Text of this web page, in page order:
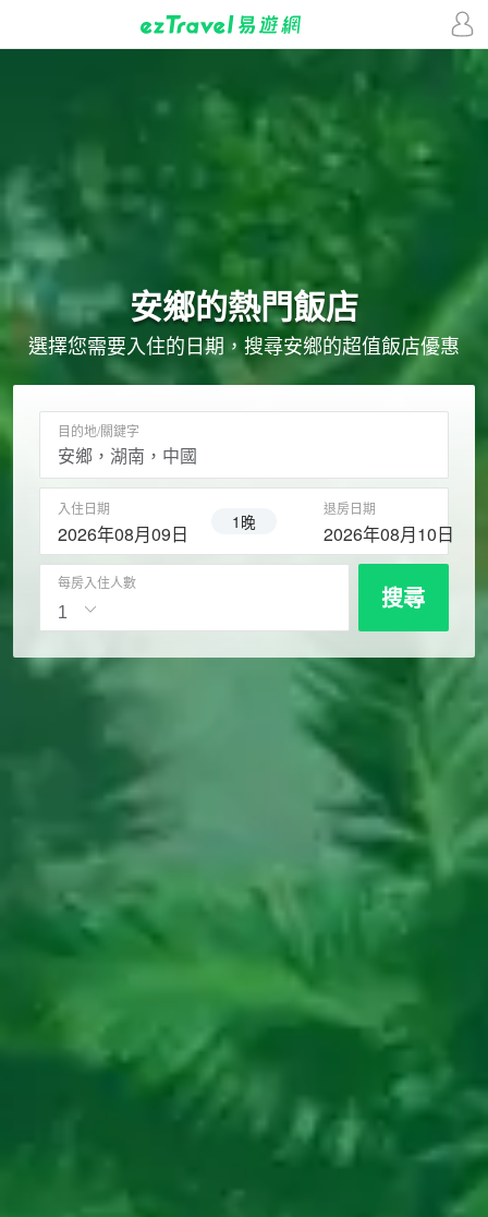
安鄉的熱門飯店
選擇您需要入住的日期，搜尋安鄉的超值飯店優惠
目的地/關鍵字
入住日期
2026年08月09日 1晚
退房日期
2026年08月10日
每房入住人數 搜尋